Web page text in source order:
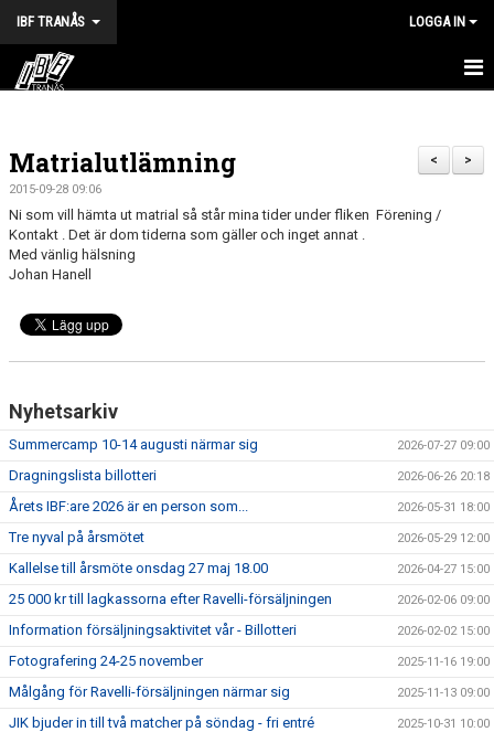
IBF TRANÅS LOGGA IN
FÖRENINGEN
VÅRA LAG
TRÄNINGSTIDER
DOKUMENT
HALVA POTTEN
>
<
Matrialutlämning
2015-09-28 09:06
Ni som vill hämta ut matrial så står mina tider under fliken Förening /
Kontakt . Det är dom tiderna som gäller och inget annat .
Med vänlig hälsning
Johan Hanell
Nyhetsarkiv
Summercamp 10-14 augusti närmar sig 2026-07-27 09:00
Dragningslista billotteri 2026-06-26 20:18
Årets IBF:are 2026 är en person som... 2026-05-31 18:00
Tre nyval på årsmötet 2026-05-29 12:00
Kallelse till årsmöte onsdag 27 maj 18.00 2026-04-27 15:00
25 000 kr till lagkassorna efter Ravelli-försäljningen 2026-02-06 09:00
Information försäljningsaktivitet vår - Billotteri 2026-02-02 15:00
Fotografering 24-25 november 2025-11-16 19:00
Målgång för Ravelli-försäljningen närmar sig 2025-11-13 09:00
JIK bjuder in till två matcher på söndag - fri entré 2025-10-31 10:00